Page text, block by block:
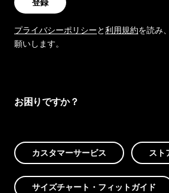
プライバシーポリシーと利用規約を読み
願いします。
お困りですか？
カスタマーサービス スト
サイズチャート・フィットガイド